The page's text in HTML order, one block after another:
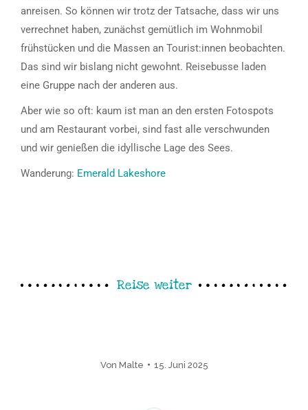
anreisen. So können wir trotz der Tatsache, dass wir uns
verrechnet haben, zunächst gemütlich im Wohnmobil
frühstücken und die Massen an Tourist:innen beobachten.
Das sind wir bislang nicht gewohnt. Reisebusse laden
eine Gruppe nach der anderen aus.
Aber wie so oft: kaum ist man an den ersten Fotospots
und am Restaurant vorbei, sind fast alle verschwunden
und wir genießen die idyllische Lage des Sees.
Wanderung: Emerald Lakeshore
Reise weiter
Von Malte 15. Juni 2025